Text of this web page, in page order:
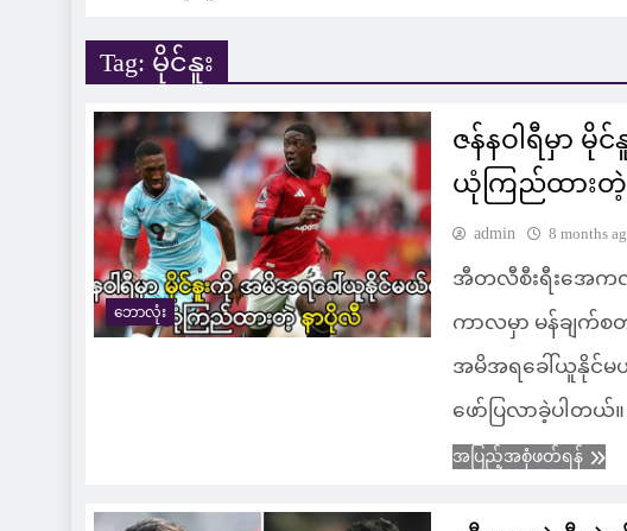
Tag: မိုင်နူး
ဘောလုံး
ဇန်နဝါရီမှာ
ယုံကြည်ထားတဲ့
admin 8 months
အီတလီစီးရီးအေကလ
ကာလမှာ မန်ချ
အမိအရခေါ်ယူနိုင်
ဖော်ပြလာခဲ့ပါတယ်။
အပြည့်အစုံဖတ်ရန်